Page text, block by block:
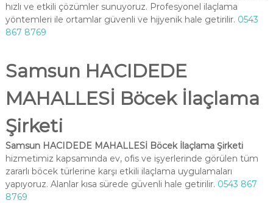
hızlı ve etkili çözümler sunuyoruz. Profesyonel ilaçlama
yöntemleri ile ortamlar güvenli ve hijyenik hale getirilir. 0543
867 8769
Samsun HACIDEDE
MAHALLESİ Böcek İlaçlama
Şirketi
Samsun HACIDEDE MAHALLESİ Böcek İlaçlama Şirketi
hizmetimiz kapsamında ev, ofis ve işyerlerinde görülen tüm
zararlı böcek türlerine karşı etkili ilaçlama uygulamaları
yapıyoruz. Alanlar kısa sürede güvenli hale getirilir. 0543 867
8769